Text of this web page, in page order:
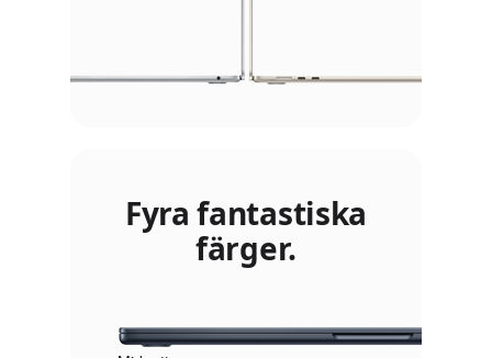
Fyra fantastiska
färger.